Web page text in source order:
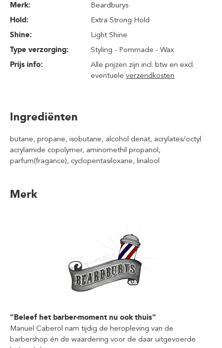
Merk:
Beardburys
Hold:
Extra Strong Hold
Shine:
Light Shine
Type verzorging:
Styling - Pommade - Wax
Prijs info:
Alle prijzen zijn incl. btw en excl.
eventueleverzendkosten
Ingrediënten
butane, propane, isobutane, alcohol denat, acrylates/octyl
acrylamide copolymer, aminomethil propanol,
parfum(fragance), cyclopentasiloxane, linalool
Merk
"Beleef het barber-moment nu ook thuis"
Manuel Caberol nam tijdig de heropleving van de
barbershop én de waardering voor de daar uitgevoerde